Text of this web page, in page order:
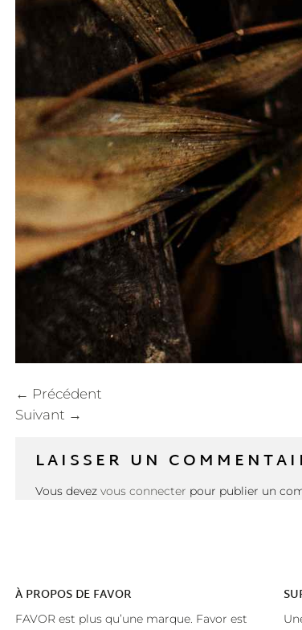
← Précédent
Suivant →
LAISSER UN
Vous devez vous connecter pour publier un
À PROPOS DE FAVOR
FAVOR est plus qu’une marque. Favor est